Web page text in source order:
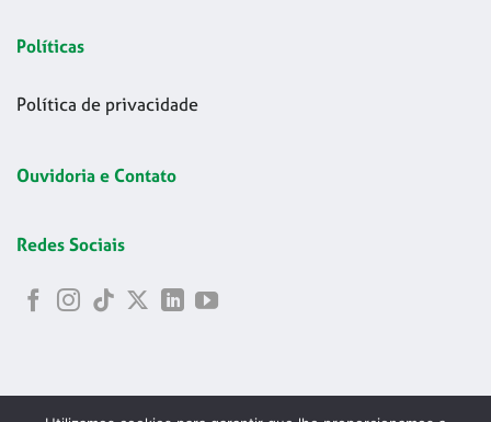
Políticas
Política de privacidade
Ouvidoria e Contato
Redes Sociais